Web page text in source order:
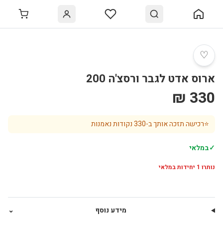
♡
ארוס אדט לגבר ורסצ'ה 200
330 ₪
⭐רכישה תזכה אותך ב-330נקודות נאמנות
✓במלאי
נותרו 1 יחידות במלאי
מידע נוסף ⌄